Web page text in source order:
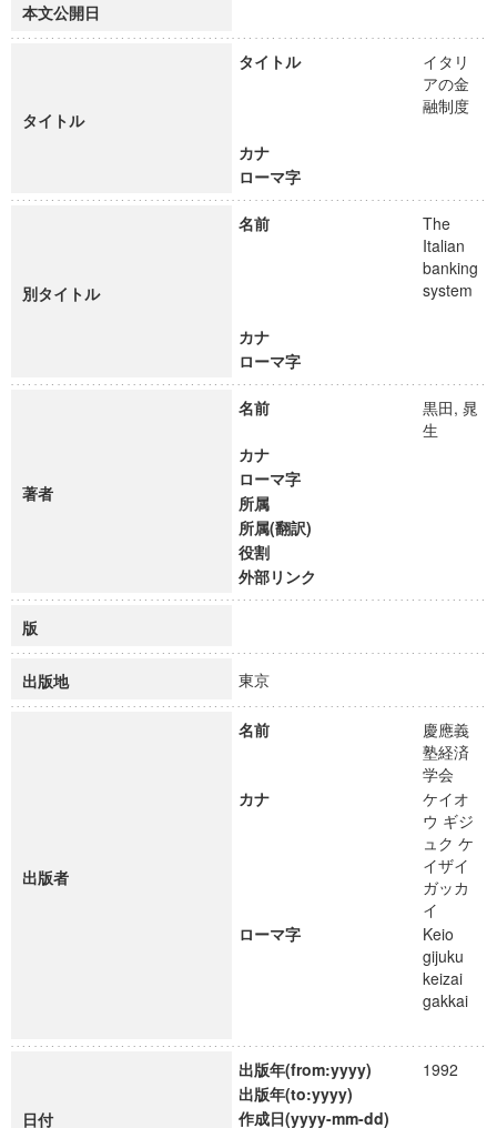
本文公開日
タイトル
タイトル
イタリ
アの金
融制度
カナ
ローマ字
別タイトル
名前
The
Italian
banking
system
カナ
ローマ字
著者
名前
黒田, 晁
生
カナ
ローマ字
所属
所属(翻訳)
役割
外部リンク
版
出版地 東京
出版者
名前
慶應義
塾経済
学会
カナ
ケイオ
ウ ギジ
ュク ケ
イザイ
ガッカ
イ
ローマ字
Keio
gijuku
keizai
gakkai
日付
出版年(from:yyyy)
1992
出版年(to:yyyy)
作成日(yyyy-mm-dd)